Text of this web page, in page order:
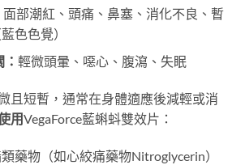
面部潮紅、頭痛、鼻塞、消化不良、暫
色色覺）
輕微頭暈、噁心、腹瀉、失眠
且短暫，通常在身體適應後減輕或消
用VegaForce藍蝌蚪雙效片：
藥物（如心絞痛藥物Nitroglycerin）